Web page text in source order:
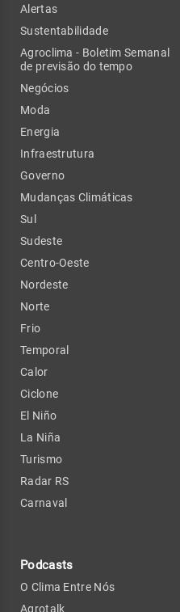
Alertas
Sustentabilidade
Agroclima - Boletim Semanal
de previsão do tempo
Negócios
Moda
Energia
Infraestrutura
Governo
Mudanças Climáticas
Sul
Sudeste
Centro-Oeste
Nordeste
Norte
Frio
Temporal
Calor
Ciclone
El Niño
La Niña
Turismo
Radar RS
Carnaval
Podcasts
O Clima Entre Nós
Agrotalk